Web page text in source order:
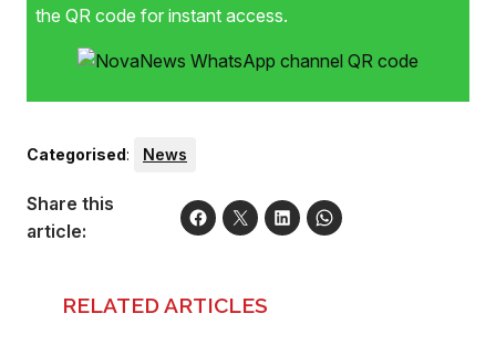
the QR code for instant access.
Categorised: News
Share this
article:
RELATED ARTICLES